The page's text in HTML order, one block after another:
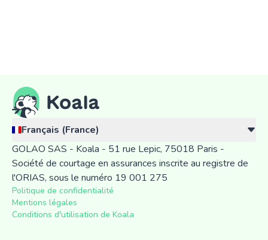
Français (France)
GOLAO SAS - Koala - 51 rue Lepic, 75018 Paris -
Société de courtage en assurances inscrite au registre de
l'ORIAS, sous le numéro 19 001 275
Politique de confidentialité
Mentions légales
Conditions d'utilisation de Koala